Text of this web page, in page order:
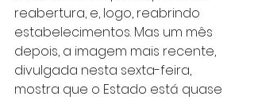
reabertura, e, logo, reabrindo
estabelecimentos. Mas um mês
depois, a imagem mais recente,
divulgada nesta sexta-feira,
mostra que o Estado está quase